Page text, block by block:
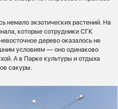
немало экзотических растений. На
которые сотрудники СГК
дерево оказалось не
условиям — оно одинаково
А в Парке культуры и отдыха
сакуры.